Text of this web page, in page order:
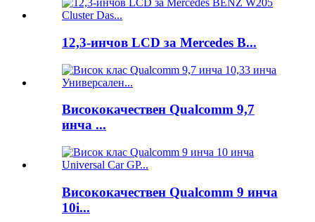
12,3-инчов LCD за Mercedes B...
Висококачествен Qualcomm 9,7
инча ...
Висококачествен Qualcomm 9 инча
10i...